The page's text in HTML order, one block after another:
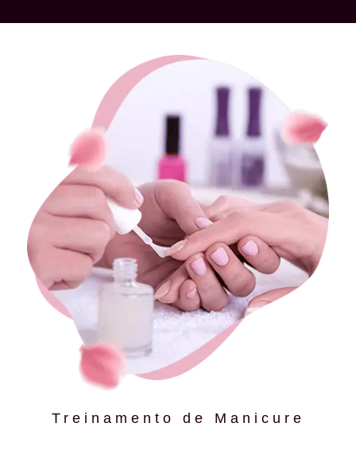
Treinamento de Manicure